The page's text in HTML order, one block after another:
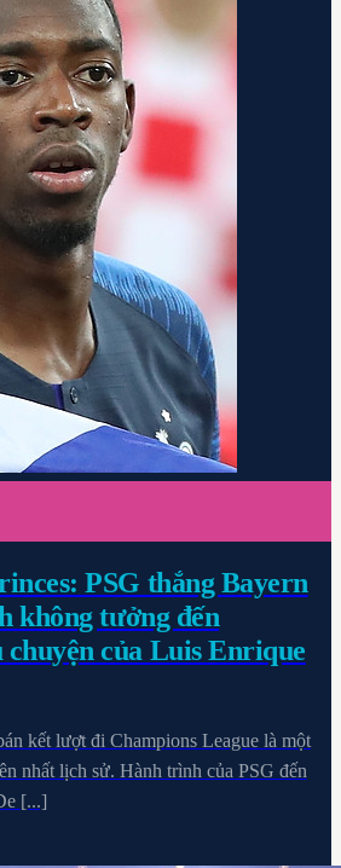
PSG thắng Bayern
không tưởng đến
của Luis Enrique
kết lượt đi Champions League là một
nhất lịch sử. Hành trình của PSG đến
[...]